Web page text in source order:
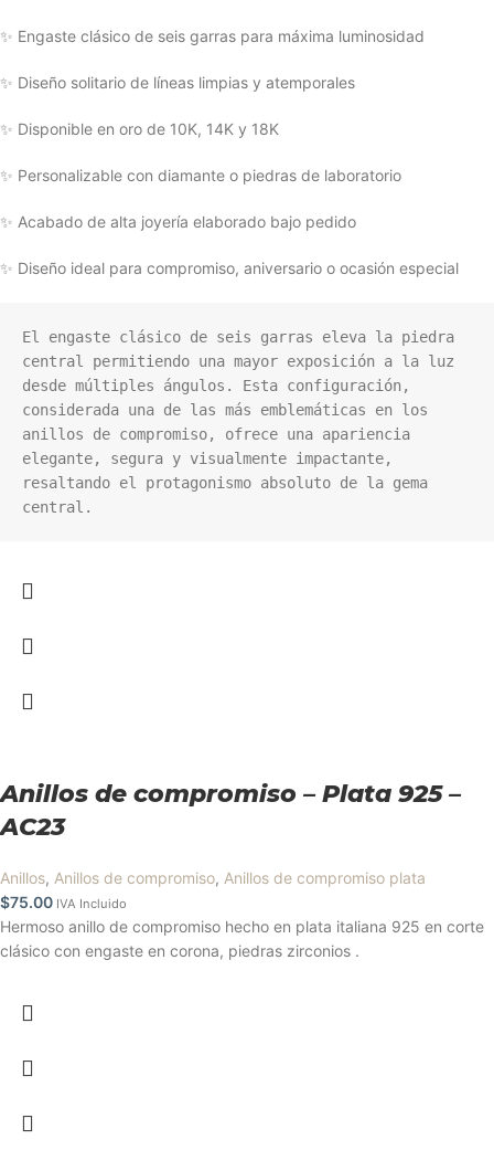
✨ Engaste clásico de seis garras para máxima luminosidad
✨ Diseño solitario de líneas limpias y atemporales
✨ Disponible en oro de 10K, 14K y 18K
✨ Personalizable con diamante o piedras de laboratorio
✨ Acabado de alta joyería elaborado bajo pedido
✨ Diseño ideal para compromiso, aniversario o ocasión especial
El engaste clásico de seis garras eleva la piedra
central permitiendo una mayor exposición a la luz
desde múltiples ángulos. Esta configuración,
considerada una de las más emblemáticas en los
anillos de compromiso, ofrece una apariencia
elegante, segura y visualmente impactante,
resaltando el protagonismo absoluto de la gema
central.
Anillos de compromiso – Plata 925 –
AC23
Anillos, Anillos de compromiso, Anillos de compromiso plata
$75.00 IVA Incluido
Hermoso anillo de compromiso hecho en plata italiana 925 en corte
clásico con engaste en corona, piedras zirconios .